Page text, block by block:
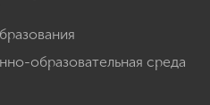
образовательная среда